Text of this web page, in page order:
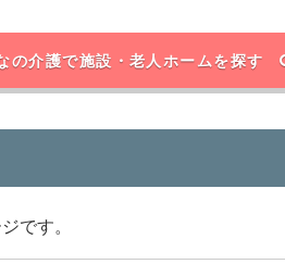
の介護で施設・老人ホームを探す
です。